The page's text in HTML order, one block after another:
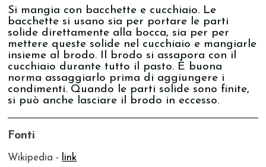
Si mangia con bacchette e cucchiaio. Le
bacchette si usano sia per portare le parti
solide direttamente alla bocca, sia per per
mettere queste solide nel cucchiaio e mangiarle
insieme al brodo. Il brodo si assapora con il
cucchiaio durante tutto il pasto. È buona
norma assaggiarlo prima di aggiungere i
condimenti. Quando le parti solide sono finite,
si può anche lasciare il brodo in eccesso.
Fonti
Wikipedia - link